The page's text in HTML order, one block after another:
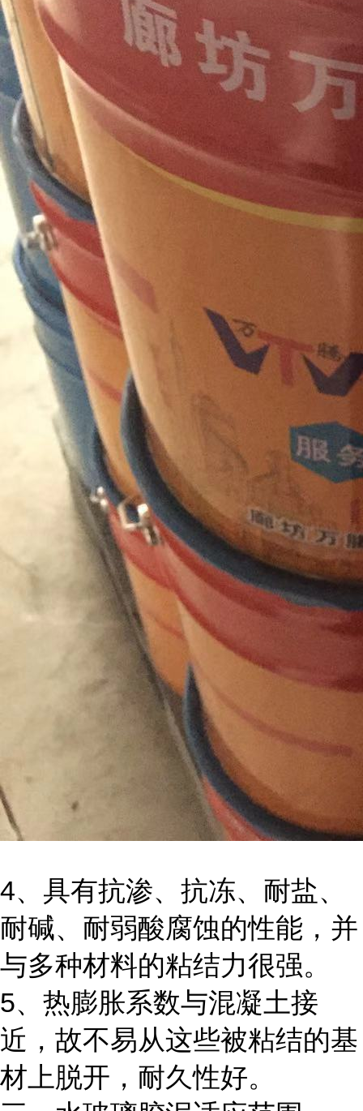
4、具有抗渗、抗冻、耐盐、
耐碱、耐弱酸腐蚀的性能，并
与多种材料的粘结力很强。
5、热膨胀系数与混凝土接
近，故不易从这些被粘结的基
材上脱开，耐久性好。